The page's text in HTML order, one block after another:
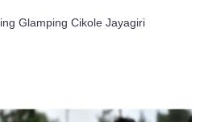
Glamping Cikole Jayagiri